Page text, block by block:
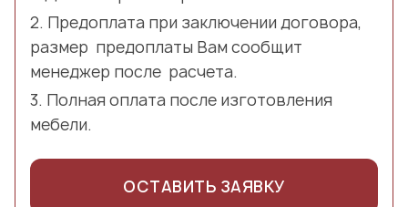
Предоплата при заключении договора,
размер предоплаты Вам сообщит
менеджер после расчета.
Полная оплата после изготовления
мебели.
ОСТАВИТЬ ЗАЯВКУ